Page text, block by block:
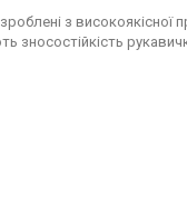
з
зносостійкість